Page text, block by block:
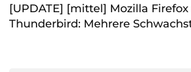
[UPDATE] [mittel] Mozilla
Thunderbird: Mehrere